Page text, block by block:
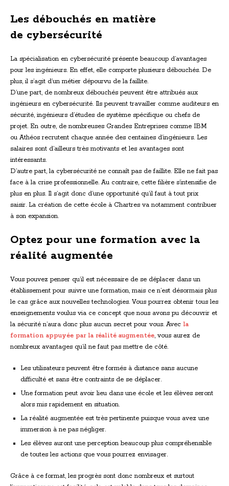
Les débouchés en matière
de cybersécurité
La spécialisation en cybersécurité présente beaucoup d’avantages
pour les ingénieurs. En effet, elle comporte plusieurs débouchés. De
plus, il s’agit d’un métier dépourvu de la faillite.
D’une part, de nombreux débouchés peuvent être attribués aux
ingénieurs en cybersécurité. Ils peuvent travailler comme auditeurs en
sécurité, ingénieurs d’études de système spécifique ou chefs de
projet. En outre, de nombreuses Grandes Entreprises comme IBM
ou Athéos recrutent chaque année des centaines d’ingénieurs. Les
salaires sont d’ailleurs très motivants et les avantages sont
intéressants.
D’autre part, la cybersécurité ne connaît pas de faillite. Elle ne fait pas
face à la crise professionnelle. Au contraire, cette filière s’intensifie de
plus en plus. Il s’agit donc d’une opportunité qu’il faut à tout prix
saisir. La création de cette école à Chartres va notamment contribuer
à son expansion.
Optez pour une formation avec la
réalité augmentée
Vous pouvez penser qu’il est nécessaire de se déplacer dans un
établissement pour suivre une formation, mais ce n’est désormais plus
le cas grâce aux nouvelles technologies. Vous pourrez obtenir tous les
enseignements voulus via ce concept que nous avons pu découvrir et
la sécurité n’aura donc plus aucun secret pour vous. Avec la
formation appuyée par la réalité augmentée, vous aurez de
nombreux avantages qu’il ne faut pas mettre de côté.
Les utilisateurs peuvent être formés à distance sans aucune
difficulté et sans être contraints de se déplacer.
Une formation peut avoir lieu dans une école et les élèves seront
alors mis rapidement en situation.
La réalité augmentée est très pertinente puisque vous avez une
immersion à ne pas négliger.
Les élèves auront une perception beaucoup plus compréhensible
de toutes les actions que vous pourrez envisager.
Grâce à ce format, les progrès sont donc nombreux et surtout